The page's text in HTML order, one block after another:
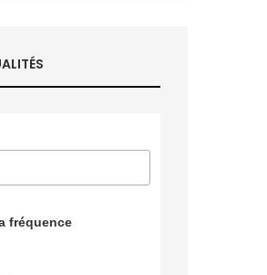
fréquence